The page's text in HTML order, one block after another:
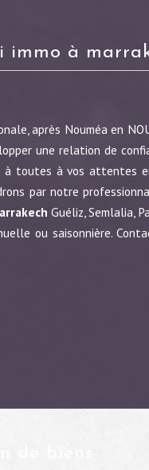
immo à
après Nouméa en
une relation de
toutes à vos attentes
par notre
Guéliz, Semlalia,
ou saisonnière.